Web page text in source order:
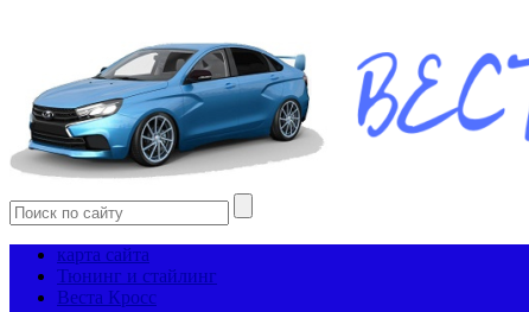
карта сайта
Тюнинг и стайлинг
Веста Кросс